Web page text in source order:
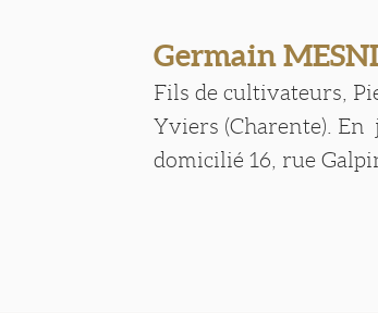
Germain
Fils de cultivateurs,
Yviers (Charente).
domicilié 16, rue